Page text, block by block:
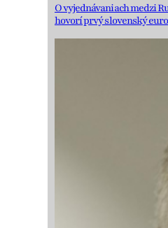
O vyjednávaniach medzi
hovorí prvý slovenský